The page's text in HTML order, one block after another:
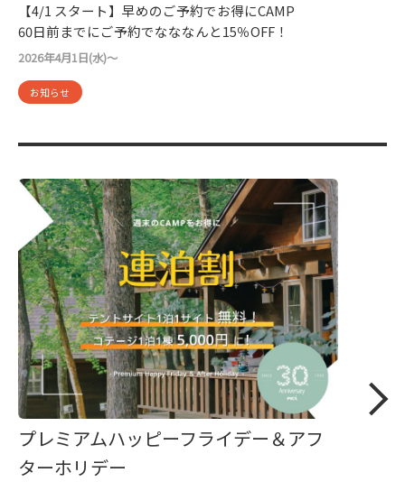
【4/1 スタート】早めのご予約でお得にCAMP
60日前までにご予約でなななんと15％OFF！
2026年4月1日(水)～
お知らせ
プレミアムハッピーフライデー＆アフ
ターホリデー